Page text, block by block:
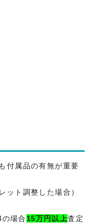
付属品の有無が重要
ット調整した場合）
場合 15万円以上査定